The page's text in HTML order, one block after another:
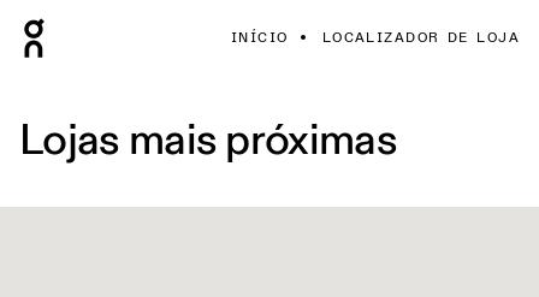
INÍCIO LOCALIZADOR DE LOJA
Lojas mais próximas